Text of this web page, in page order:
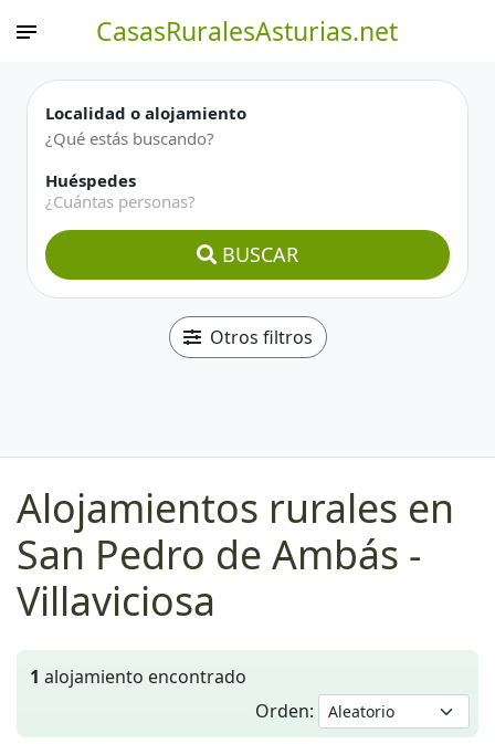
CasasRuralesAsturias.net
Localidad o alojamiento
Huéspedes
¿Cuántas personas?
BUSCAR
Otros filtros
Alojamientos rurales en
San Pedro de Ambás -
Villaviciosa
1 alojamiento encontrado
Orden: